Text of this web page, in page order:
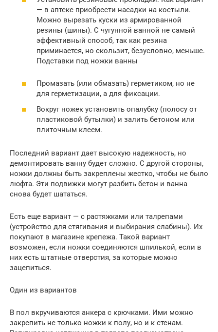
— в аптеке приобрести насадки на костыли.
Можно вырезать куски из армированной
резины (шины). С чугунной ванной не самый
эффективный способ, так как резина
приминается, но скользит, безусловно, меньше.
Подставки под ножки ванны
Промазать (или обмазать) герметиком, но не
для герметизации, а для фиксации.
Вокруг ножек установить опалубку (полосу от
пластиковой бутылки) и залить бетоном или
плиточным клеем.
Последний вариант дает высокую надежность, но
демонтировать ванну будет сложно. С другой стороны,
ножки должны быть закреплены жестко, чтобы не было
люфта. Эти подвижки могут разбить бетон и ванна
снова будет шататься.
Есть еще вариант — с растяжками или талрепами
(устройство для стягивания и выбирания слабины). Их
покупают в магазине крепежа. Такой вариант
возможен, если ножки соединяются шпилькой, если в
них есть штатные отверстия, за которые можно
зацепиться.
Один из вариантов
В пол вкручиваются анкера с крючками. Ими можно
закрепить не только ножки к полу, но и к стенам.